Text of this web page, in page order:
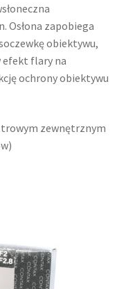
Osłona zapobiega
obiektywu,
efekt flary na
ochrony obiektywu
zewnętrznym